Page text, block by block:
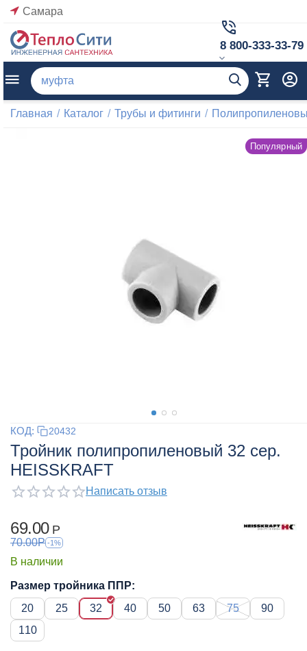
Самара
8 800-333-33-79
Главная / Каталог / Трубы и фитинги /
Популярный
КОД: 20432
Тройник полипропиленовый 32 сер.
HEISSKRAFT
Написать отзыв
69.00 Р
70.00Р -1%
В наличии
Размер тройника ППР:
20
25 32 40 50 63 75
90
110